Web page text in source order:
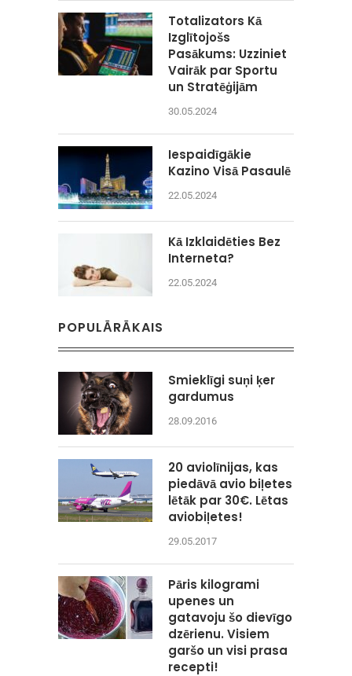
Totalizators Kā
Izglītojošs
Pasākums: Uzziniet
Vairāk par Sportu
un Stratēģijām
30.05.2024
Iespaidīgākie
Kazino Visā Pasaulē
22.05.2024
Kā Izklaidēties Bez
Interneta?
22.05.2024
POPULĀRĀKAIS
Smieklīgi suņi ķer
gardumus
28.09.2016
20 aviolīnijas, kas
piedāvā avio biļetes
lētāk par 30€. Lētas
aviobiļetes!
29.05.2017
Pāris kilogrami
upenes un
gatavoju šo dievīgo
dzērienu. Visiem
garšo un visi prasa
recepti!